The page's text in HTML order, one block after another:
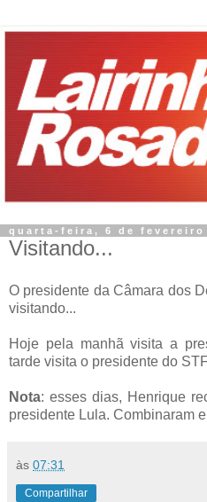
quarta-feira, 6 de fevereiro
Visitando...
O presidente da Câmara dos
visitando...
Hoje pela manhã visita a
tarde visita o presidente do
Nota: esses dias, Henrique
presidente Lula. Combinaram
às 07:31
Compartilhar